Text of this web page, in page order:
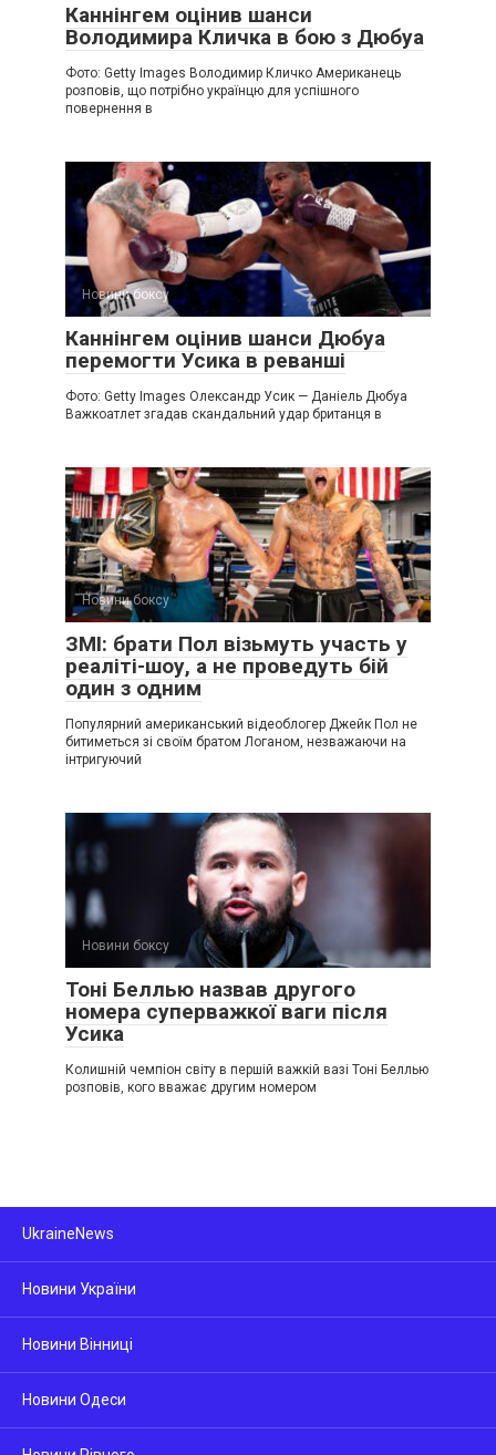
Каннінгем оцінив шанси
Володимира Кличка в бою з Дюбуа
Фото: Getty Images Володимир Кличко Американець
розповів, що потрібно українцю для успішного
повернення в
Новини боксу
Каннінгем оцінив шанси Дюбуа
перемогти Усика в реванші
Фото: Getty Images Олександр Усик — Даніель Дюбуа
Важкоатлет згадав скандальний удар британця в
Новини боксу
ЗМІ: брати Пол візьмуть участь у
реаліті-шоу, а не проведуть бій
один з одним
Популярний американський відеоблогер Джейк Пол не
битиметься зі своїм братом Логаном, незважаючи на
інтригуючий
Новини боксу
Тоні Беллью назвав другого
номера суперважкої ваги після
Усика
Колишній чемпіон світу в першій важкій вазі Тоні Беллью
розповів, кого вважає другим номером
UkraineNews
Новини України
Новини Вінниці
Новини Одеси